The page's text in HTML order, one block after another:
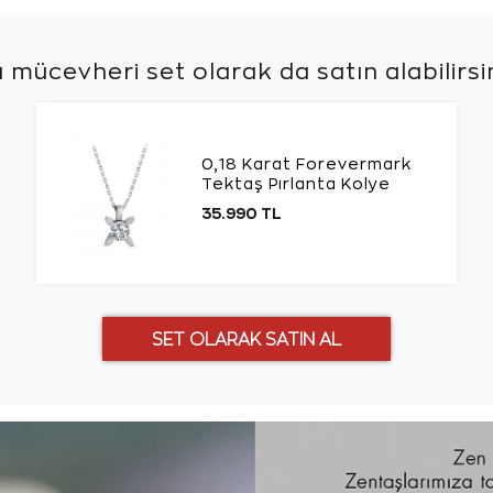
mücevheri set olarak da satın
0,18 Karat Forevermark
Tektaş Pırlanta Kolye
35.990 TL